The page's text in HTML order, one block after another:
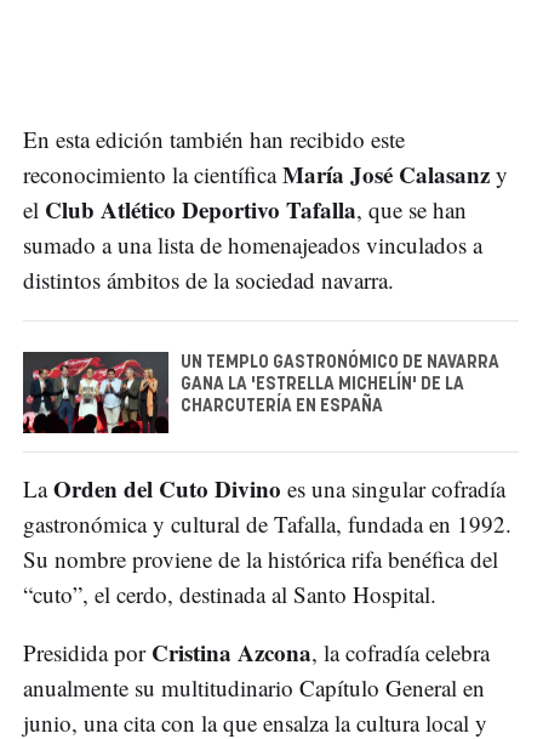
En esta edición también han recibido este
reconocimiento la científicaMaría José Calasanz y
el Club Atlético Deportivo Tafalla, que se han
sumado a una lista de homenajeados vinculados a
distintos ámbitos de la sociedad navarra.
UN TEMPLO GASTRONÓMICO DE NAVARRA
GANA LA 'ESTRELLA MICHELÍN' DE LA
CHARCUTERÍA EN ESPAÑA
LaOrden del Cuto Divino es una singular cofradía
gastronómica y cultural de Tafalla, fundada en 1992.
Su nombre proviene de la histórica rifa benéfica del
“cuto”, el cerdo, destinada al Santo Hospital.
Presidida por Cristina Azcona, la cofradía celebra
anualmente su multitudinario Capítulo General en
junio, una cita con la que ensalza la cultura local y